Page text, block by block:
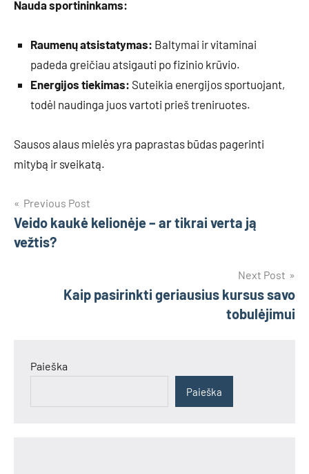
Nauda sportininkams:
Raumenų atsistatymas: Baltymai ir vitaminai
padeda greičiau atsigauti po fizinio krūvio.
Energijos tiekimas: Suteikia energijos sportuojant,
todėl naudinga juos vartoti prieš treniruotes.
Sausos alaus mielės yra paprastas būdas pagerinti
mitybą ir sveikatą.
Navigacija
tarp
Previous Post
Veido kaukė kelionėje – ar tikrai verta ją
vežtis?
Next Post
Kaip pasirinkti geriausius kursus savo
tobulėjimui
Paieška
Paieška